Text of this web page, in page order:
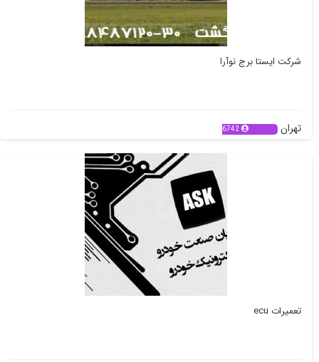
شرکت ایستا برج نوآرا
تهران 6742
تعمیرات ecu